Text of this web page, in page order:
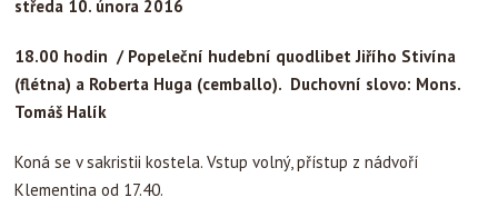
středa 10. února 2016
18.00 hodin / Popeleční hudební quodlibet Jiřího Stivína
(flétna) a Roberta Huga (cemballo). Duchovní slovo: Mons.
Tomáš Halík
Koná se v sakristii kostela. Vstup volný, přístup z nádvoří
Klementina od 17.40.